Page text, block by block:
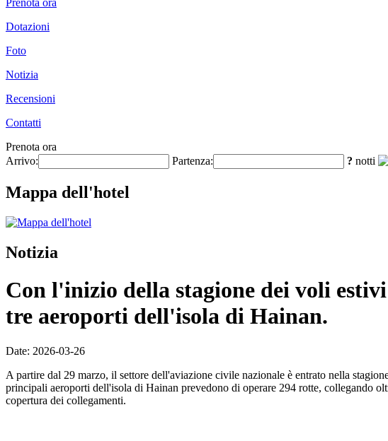
Prenota ora
Dotazioni
Foto
Notizia
Recensioni
Contatti
Prenota ora
Arrivo:
Partenza: ? notti
Mappa dell'hotel
Notizia
Con l'inizio della stagione dei voli
tre aeroporti dell'isola di Hainan.
Date: 2026-03-26
A partire dal 29 marzo, il settore dell'aviazione civile nazionale è entrato nella
principali aeroporti dell'isola di Hainan prevedono di operare 294 rotte, collegando
copertura dei collegamenti.